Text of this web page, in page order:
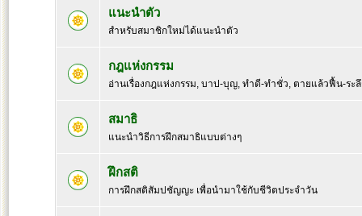
แนะนำตัว
สำหรับสมาชิกใหม่ได้แนะนำตัว
กฎแห่งกรรม
อ่านเรื่องกฎแห่งกรรม, บาป-บุญ, ทำดี-ทำชั่ว, ตายแล้วฟื้น-ระ
สมาธิ
แนะนำวิธีการฝึกสมาธิแบบต่างๆ
ฝึกสติ
การฝึกสติสัมปชัญญะ เพื่อนำมาใช้กับชีวิตประจำวัน